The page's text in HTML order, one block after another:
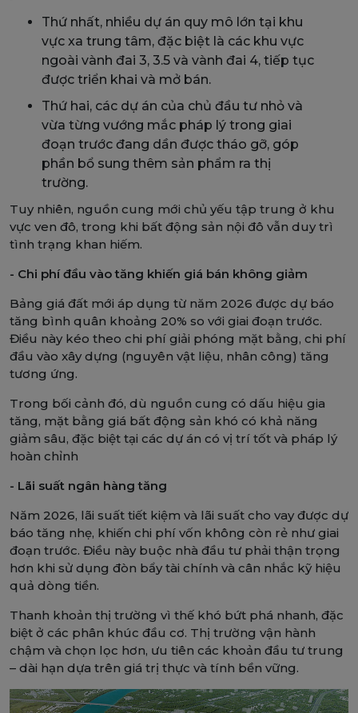
Thứ nhất, nhiều dự án quy mô lớn tại khu
vực xa trung tâm, đặc biệt là các khu vực
ngoài vành đai 3, 3.5 và vành đai 4, tiếp tục
được triển khai và mở bán.
Thứ hai, các dự án của chủ đầu tư nhỏ và
vừa từng vướng mắc pháp lý trong giai
đoạn trước đang dần được tháo gỡ, góp
phần bổ sung thêm sản phẩm ra thị
trường.
Tuy nhiên, nguồn cung mới chủ yếu tập trung ở khu
vực ven đô, trong khi bất động sản nội đô vẫn duy trì
tình trạng khan hiếm.
- Chi phí đầu vào tăng khiến giá bán không giảm
Bảng giá đất mới áp dụng từ năm 2026 được dự báo
tăng bình quân khoảng 20% so với giai đoạn trước.
Điều này kéo theo chi phí giải phóng mặt bằng, chi phí
đầu vào xây dựng (nguyên vật liệu, nhân công) tăng
tương ứng.
Trong bối cảnh đó, dù nguồn cung có dấu hiệu gia
tăng, mặt bằng giá bất động sản khó có khả năng
giảm sâu, đặc biệt tại các dự án có vị trí tốt và pháp lý
hoàn chỉnh
- Lãi suất ngân hàng tăng
Năm 2026, lãi suất tiết kiệm và lãi suất cho vay được dự
báo tăng nhẹ, khiến chi phí vốn không còn rẻ như giai
đoạn trước. Điều này buộc nhà đầu tư phải thận trọng
hơn khi sử dụng đòn bẩy tài chính và cân nhắc kỹ hiệu
quả dòng tiền.
Thanh khoản thị trường vì thế khó bứt phá nhanh, đặc
biệt ở các phân khúc đầu cơ. Thị trường vận hành
chậm và chọn lọc hơn, ưu tiên các khoản đầu tư trung
– dài hạn dựa trên giá trị thực và tính bền vững.